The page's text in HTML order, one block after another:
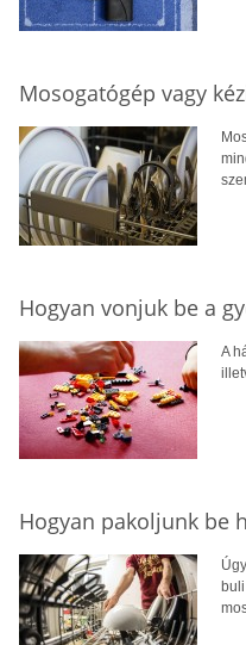
Mosogatógép vagy
Hogyan vonjuk be a
A
Hogyan pakoljunk be